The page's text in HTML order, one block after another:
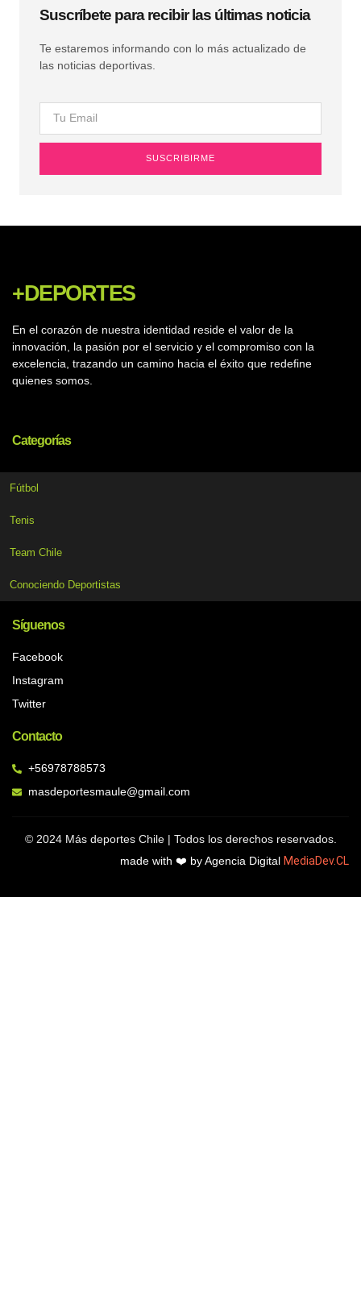
Suscríbete para recibir las últimas noticia
Te estaremos informando con lo más actualizado de
las noticias deportivas.
SUSCRIBIRME
+DEPORTES
En el corazón de nuestra identidad reside el valor de la
innovación, la pasión por el servicio y el compromiso con la
excelencia, trazando un camino hacia el éxito que redefine
quienes somos.
Categorías
Fútbol
Tenis
Team Chile
Conociendo Deportistas
Síguenos
Facebook
Instagram
Twitter
Contacto
+56978788573
masdeportesmaule@gmail.com
© 2024 Más deportes Chile | Todos los derechos reservados.
made with ❤️ by Agencia Digital MediaDev.CL